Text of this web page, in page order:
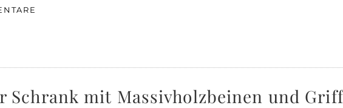
Schrank mit Massivholzbeinen und